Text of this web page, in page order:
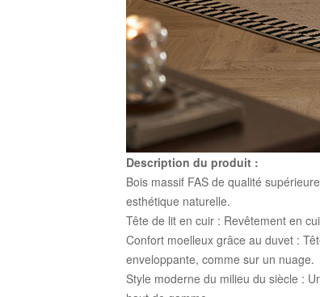
Description du produit :
Bois massif FAS de qualité
esthétique naturelle.
Tête de lit en cuir : Revêtement en
Confort moelleux grâce au duvet :
enveloppante, comme sur un nuage.
Style moderne du milieu du siècle :